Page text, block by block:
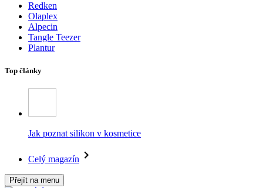
Redken
Olaplex
Alpecin
Tangle Teezer
Plantur
Top články
Jak poznat silikon v kosmetice
Celý magazín
Přejít na menu